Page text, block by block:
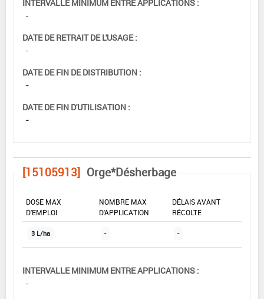
INTERVALLE MINIMUM ENTRE APPLICATIONS :
-
DATE DE RETRAIT DE L'USAGE :
-
DATE DE FIN DE DISTRIBUTION :
-
DATE DE FIN D'UTILISATION :
-
[15105913] Orge*Désherbage
DOSE MAX
D'EMPLOI
NOMBRE MAX
D'APPLICATION
DÉLAIS AVANT
RÉCOLTE
3 L/ha - -
INTERVALLE MINIMUM ENTRE APPLICATIONS :
-